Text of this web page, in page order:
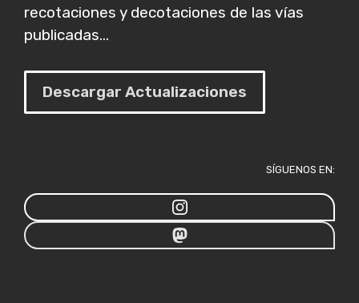
recotaciones y decotaciones de las vías
publicadas...
Descargar Actualizaciones
SÍGUENOS EN: